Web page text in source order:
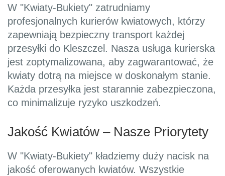
W "Kwiaty-Bukiety" zatrudniamy
profesjonalnych kurierów kwiatowych, którzy
zapewniają bezpieczny transport każdej
przesyłki do Kleszczel. Nasza usługa kurierska
jest zoptymalizowana, aby zagwarantować, że
kwiaty dotrą na miejsce w doskonałym stanie.
Każda przesyłka jest starannie zabezpieczona,
co minimalizuje ryzyko uszkodzeń.
Jakość Kwiatów – Nasze Priorytety
W "Kwiaty-Bukiety" kładziemy duży nacisk na
jakość oferowanych kwiatów. Wszystkie